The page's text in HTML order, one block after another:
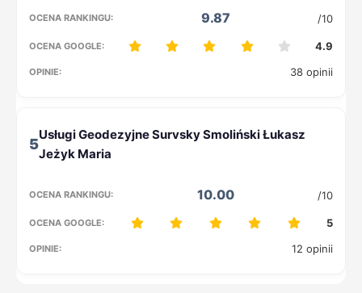
9.87 /10
4.9
38 opinii
5
10.00 /10
5
12 opinii